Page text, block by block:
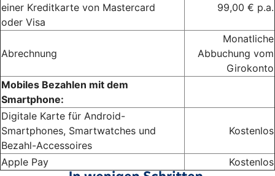
einer Kreditkarte von Mastercard
oder Visa
99,00 € p.a.
Abrechnung
Monatliche
Abbuchung vom
Girokonto
Mobiles Bezahlen mit dem
Smartphone:
Digitale Karte für Android-
Smartphones, Smartwatches und
Bezahl-Accessoires
Kostenlos
Apple Pay Kostenlos